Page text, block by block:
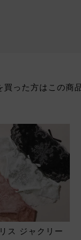
買った方はこの商
ス ジャクリー